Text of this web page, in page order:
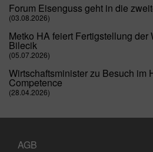
Forum Eisenguss geht in die
(03.08.2026)
Metko HA feiert Fertigstellung der
Bilecik
(05.07.2026)
Wirtschaftsminister zu Besuch im
Competence
(28.04.2026)
AGB